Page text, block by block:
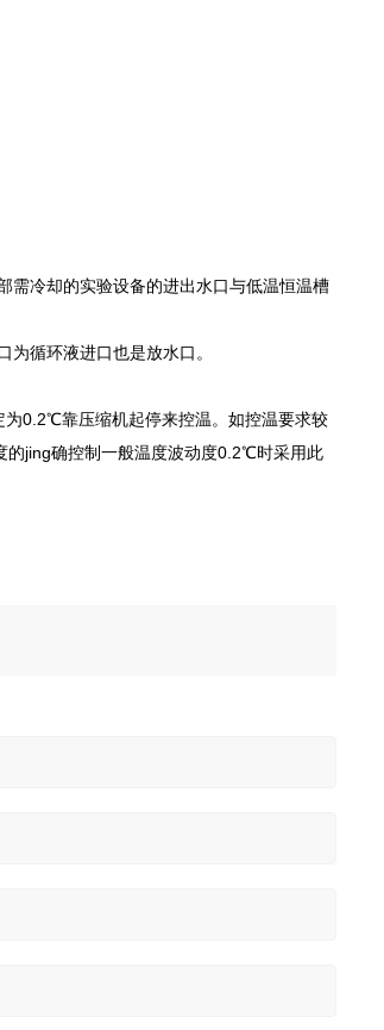
需冷却的实验设备的进出水口与低温恒温槽
为循环液进口也是放水口。
0.2℃靠压缩机起停来控温。如控温要求较
的jing确控制一般温度波动度0.2℃时采用此